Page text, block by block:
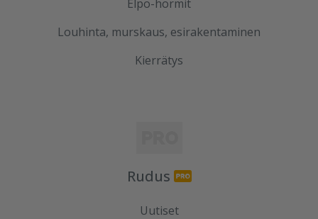
Elpo-hormit
Louhinta, murskaus, esirakentaminen
Kierrätys
Rudus
Uutiset